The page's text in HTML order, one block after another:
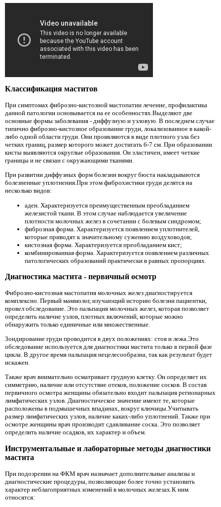
Классификация маститов
При симптомах фиброзно-кистозной мастопатии лечение, профилактика
данной патологии основывается на ее особенностях.Выделяют две
основные формы заболевания - диффузную и узловую. В последнем случае
типично фиброзно-кистозное образование груди, локализованное в какой-
либо одной области груди. Они проявляются в виде плотного узла без
четких границ, размер которого может достигать 6-7 см. При образовании
кисты выявляются округлые образования. Он эластичен, имеет четкие
границы и не связан с окружающими тканями.
При развитии диффузных форм болезни вокруг бюста накладываются
болезненные уплотнения.При этом фиброхистики груди делятся на
несколько видов:
аден. Характеризуется преимущественным преобладанием
железистой ткани. В этом случае наблюдается увеличение
плотности молочных желез в сочетании с болевым синдромом;
фиброзная форма. Характеризуется появлением уплотнителей,
которые приводят к значительному сужению воздуховодов;
кистозная форма. Характеризуется преобладанием кист;
комбинированная форма. Характеризуется появлением различных
патологических образований практически в равных пропорциях.
Диагностика мастита - первичный осмотр
Фиброзно-кистозная мастопатия молочных желез диагностируется
комплексно. Первый маммолог, изучающий историю болезни пациентки,
провел обследование. Это пальпация молочных желез, которая позволяет
определить наличие узлов, плотных включений, которые можно
обнаружить только единичные или множественные.
Зондирование груди проводится в двух положениях: стоя и лежа.Это
обследование используется для диагностики мастита только в первой фазе
цикла. В другое время пальпация нецелесообразна, так как результат будет
искажен.
Также врач внимательно осматривает грудную клетку. Он определяет их
симметрию, наличие или отсутствие отеков, положение сосков. В состав
первичного осмотра женщины обязательно входит пальпация регионарных
лимфатических узлов. Диагностическое значение имеют те, которые
расположены в подмышечных впадинах, вокруг ключицы.Учитывать
размер лимфатических узлов, наличие каких-либо уплотнений. Также при
осмотре женщины врач производит сдавливание соска. Это позволяет
определить наличие осадков, их характер и объем.
Инструментальные и лабораторные методы диагностики
мастита
При подозрении на ФКМ врач назначает дополнительные анализы и
диагностические процедуры, позволяющие более точно установить
характер неблагоприятных изменений в молочных железах.К ним
относятся: